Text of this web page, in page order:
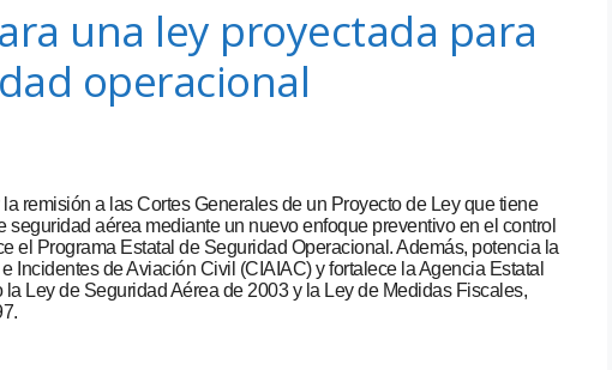
una ley proyectada para
operacional
remisión a las Cortes Generales de un Proyecto de Ley que tiene
seguridad aérea mediante un nuevo enfoque preventivo en el control
el Programa Estatal de Seguridad Operacional. Además, potencia la
Incidentes de Aviación Civil (CIAIAC) y fortalece la Agencia Estatal
Ley de Seguridad Aérea de 2003 y la Ley de Medidas Fiscales,